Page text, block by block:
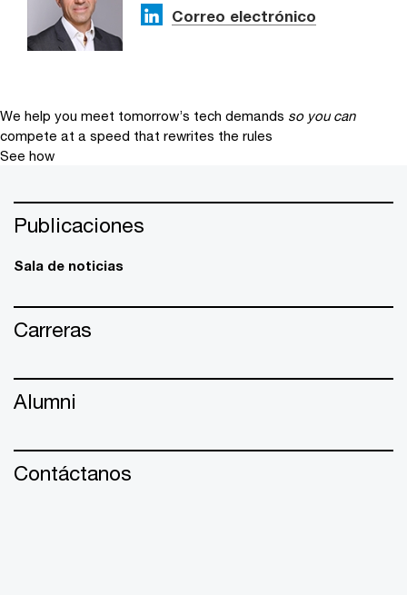
Correo electrónico
We help you meet tomorrow’s tech demands so you can
compete at a speed that rewrites the rules
See how
Publicaciones
Sala de noticias
Carreras
Alumni
Contáctanos